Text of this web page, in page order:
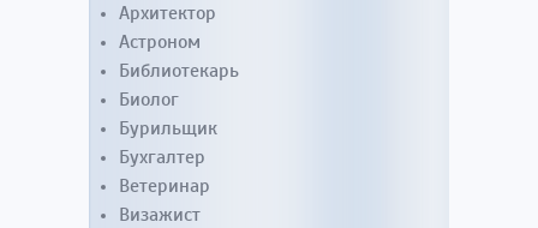
Архитектор
Астроном
Библиотекарь
Биолог
Бурильщик
Бухгалтер
Ветеринар
Визажист